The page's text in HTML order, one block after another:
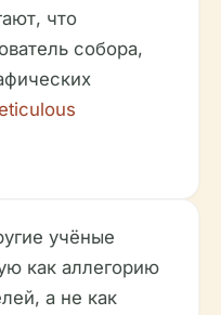
что
собора,
учёные
как аллегорию
а не как